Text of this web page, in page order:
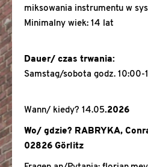
miksowania instrumentu w
Minimalny wiek: 14 lat
Dauer/ czas trwania:
Samstag/sobota godz. 10:00-
Wann/ kiedy? 14.05.2026
Wo/ gdzie? RABRYKA,
02826 Görlitz